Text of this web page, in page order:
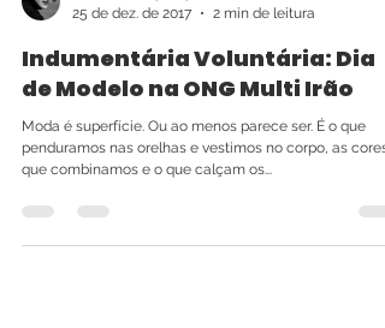
25 de dez. de 2017
2 min de leitura
Indumentária Voluntária: Dia
de Modelo na ONG Multi Irão
Moda é superfície. Ou ao menos parece ser. É o que
penduramos nas orelhas e vestimos no corpo, as cores
que combinamos e o que calçam os...